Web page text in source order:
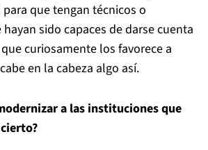
que tengan técnicos o
sido capaces de darse cuenta
curiosamente los favorece a
en la cabeza algo así.
a las instituciones que